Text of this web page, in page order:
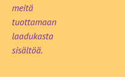
meitä
tuottamaan
laadukasta
sisältöä.